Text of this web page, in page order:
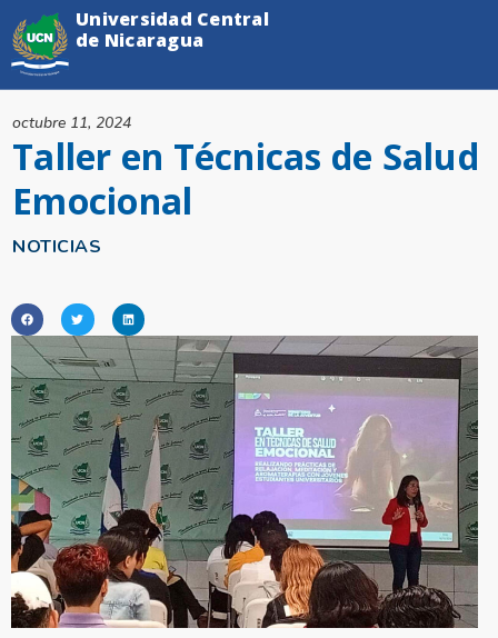
NOTICIAS
Taller en Técnicas de Salud
Emocional
octubre 11, 2024
Universidad Central
de Nicaragua